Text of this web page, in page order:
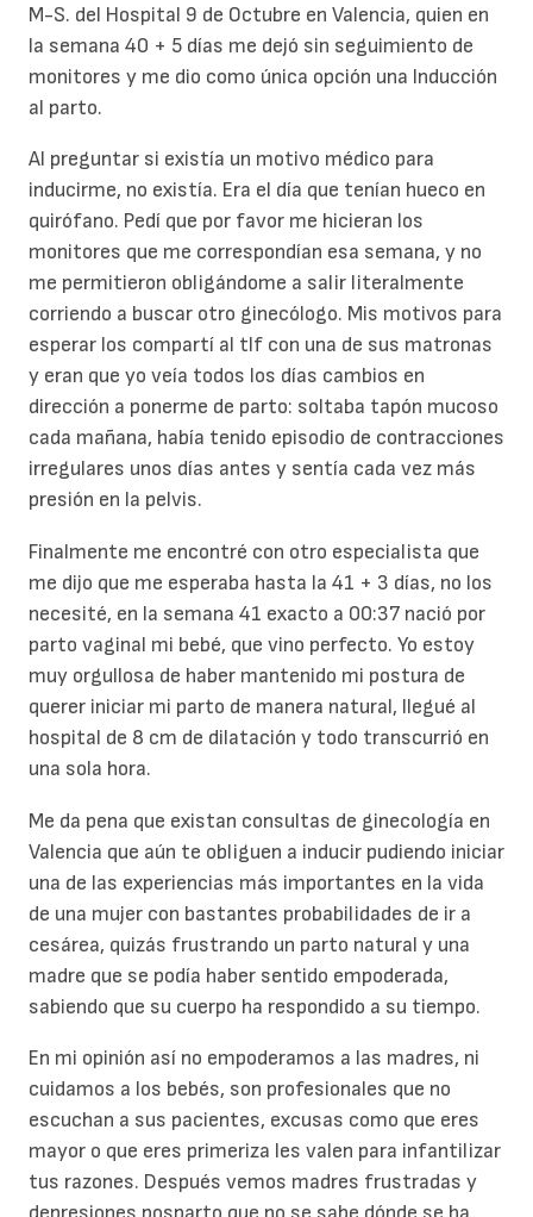
M-S. del Hospital 9 de Octubre en Valencia, quien en
la semana 40 + 5 días me dejó sin seguimiento de
monitores y me dio como única opción una Inducción
al parto.
Al preguntar si existía un motivo médico para
inducirme, no existía. Era el día que tenían hueco en
quirófano. Pedí que por favor me hicieran los
monitores que me correspondían esa semana, y no
me permitieron obligándome a salir literalmente
corriendo a buscar otro ginecólogo. Mis motivos para
esperar los compartí al tlf con una de sus matronas
y eran que yo veía todos los días cambios en
dirección a ponerme de parto: soltaba tapón mucoso
cada mañana, había tenido episodio de contracciones
irregulares unos días antes y sentía cada vez más
presión en la pelvis.
Finalmente me encontré con otro especialista que
me dijo que me esperaba hasta la 41 + 3 días, no los
necesité, en la semana 41 exacto a 00:37 nació por
parto vaginal mi bebé, que vino perfecto. Yo estoy
muy orgullosa de haber mantenido mi postura de
querer iniciar mi parto de manera natural, llegué al
hospital de 8 cm de dilatación y todo transcurrió en
una sola hora.
Me da pena que existan consultas de ginecología en
Valencia que aún te obliguen a inducir pudiendo iniciar
una de las experiencias más importantes en la vida
de una mujer con bastantes probabilidades de ir a
cesárea, quizás frustrando un parto natural y una
madre que se podía haber sentido empoderada,
sabiendo que su cuerpo ha respondido a su tiempo.
En mi opinión así no empoderamos a las madres, ni
cuidamos a los bebés, son profesionales que no
escuchan a sus pacientes, excusas como que eres
mayor o que eres primeriza les valen para infantilizar
tus razones. Después vemos madres frustradas y